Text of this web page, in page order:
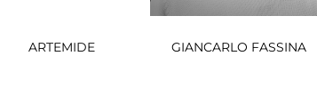
ARTEMIDE GIANCARLO FASSINA